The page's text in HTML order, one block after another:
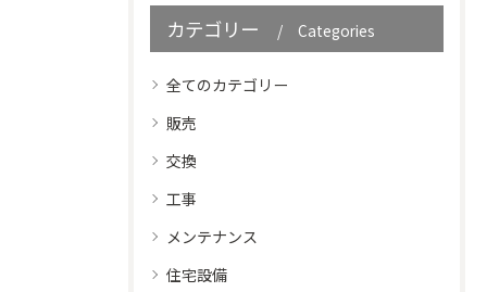
カテゴリー Categories
全てのカテゴリー
販売
交換
工事
メンテナンス
住宅設備